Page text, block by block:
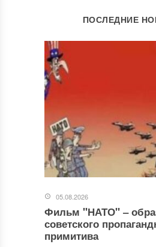
ОСТАВИТЬ
Ваш адрес email не будет
Комментарий*
ПОСЛЕДНИЕ
05.08.2026
Фильм "НАТО" ‒
советского
примитива